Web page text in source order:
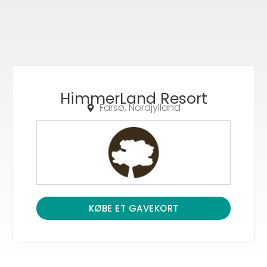
HimmerLand Resort
Farsø, Nordjylland
KØBE ET GAVEKORT